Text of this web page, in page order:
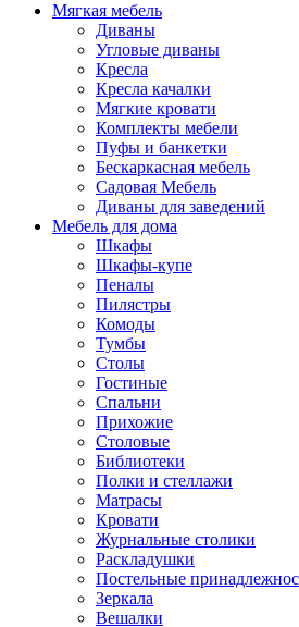
Мягкая мебель
Диваны
Угловые диваны
Кресла
Кресла качалки
Мягкие кровати
Комплекты мебели
Пуфы и банкетки
Бескаркасная мебель
Садовая Мебель
Диваны для заведений
Мебель для дома
Шкафы
Шкафы-купе
Пеналы
Пилястры
Комоды
Тумбы
Столы
Гостиные
Спальни
Прихожие
Столовые
Библиотеки
Полки и стеллажи
Матрасы
Кровати
Журнальные столики
Раскладушки
Постельные
Зеркала
Вешалки